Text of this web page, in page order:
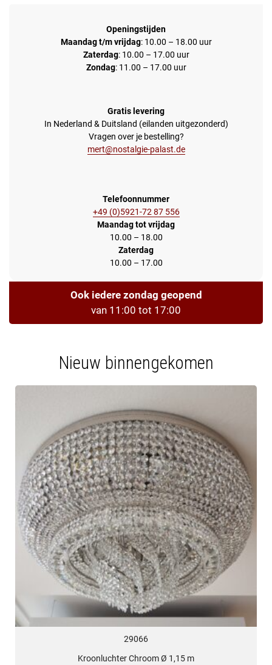
Openingstijden
Maandag t/m vrijdag: 10.00 – 18.00 uur
Zaterdag: 10.00 – 17.00 uur
Zondag: 11.00 – 17.00 uur
Gratis levering
In Nederland & Duitsland (eilanden uitgezonderd)
Vragen over je bestelling?
mert@nostalgie-palast.de
Telefoonnummer
+49 (0)5921-72 87 556
Maandag tot vrijdag
10.00 – 18.00
Zaterdag
10.00 – 17.00
Ook iedere zondag geopend
van 11:00 tot 17:00
Nieuw binnengekomen
29066
Kroonluchter Chroom Ø 1,15 m